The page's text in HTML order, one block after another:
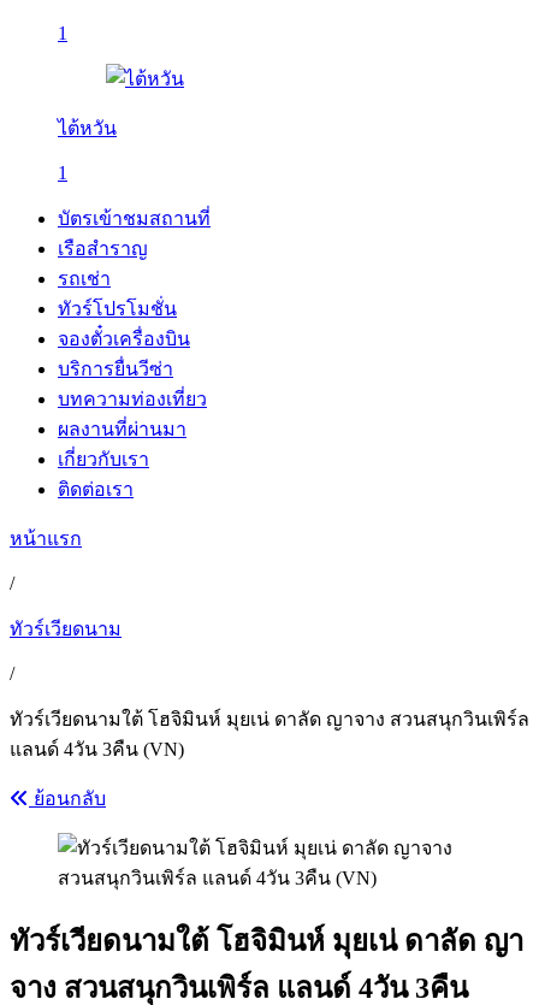
1
ไต้หวัน
1
บัตรเข้าชมสถานที่
เรือสำราญ
รถเช่า
ทัวร์โปรโมชั่น
จองตั๋วเครื่องบิน
บริการยื่นวีซ่า
บทความท่องเที่ยว
ผลงานที่ผ่านมา
เกี่ยวกับเรา
ติดต่อเรา
หน้าแรก
/
ทัวร์เวียดนาม
/
ทัวร์เวียดนามใต้ โฮจิมินห์ มุยเน่ ดาลัด ญาจาง สวนสนุกวินเพิร์ล
แลนด์ 4วัน 3คืน (VN)
ย้อนกลับ
ทัวร์เวียดนามใต้ โฮจิมินห์ มุยเน่ ดาลัด ญา
จาง สวนสนุกวินเพิร์ล แลนด์ 4วัน 3คืน